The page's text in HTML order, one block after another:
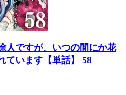
人ですが、いつの間にか花
ています【単話】 58